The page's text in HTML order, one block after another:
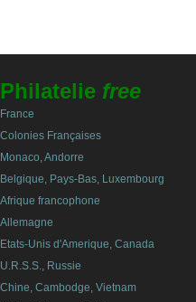
Philatelie free
France
Colonies Françaises
Monaco, Andorre
Belgique, Pays-Bas, Luxembourg
Afrique francophone
Allemagne
Etats-Unis d'Amerique, Canada
U.R.S.S., Russie
Chine, Cambodge, Vietnam